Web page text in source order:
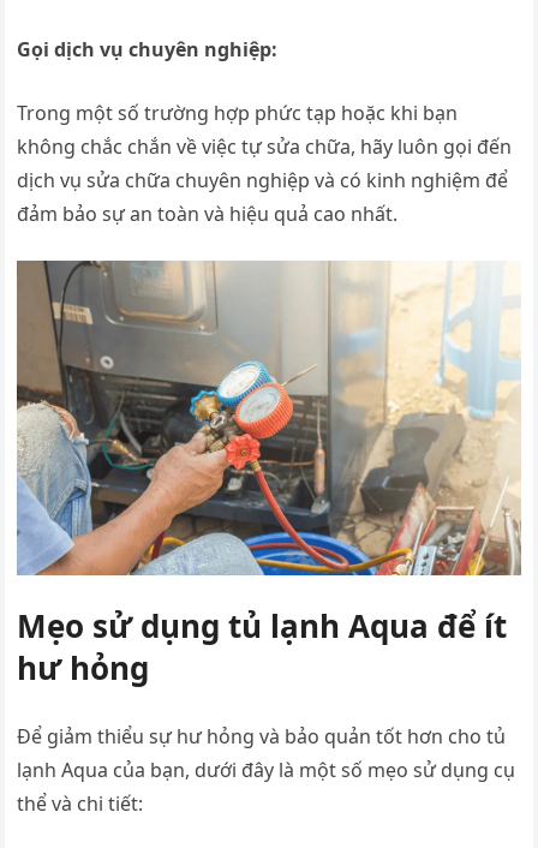
Gọi dịch vụ chuyên nghiệp:
Trong một số trường hợp phức tạp hoặc khi bạn
không chắc chắn về việc tự sửa chữa, hãy luôn gọi đến
dịch vụ sửa chữa chuyên nghiệp và có kinh nghiệm để
đảm bảo sự an toàn và hiệu quả cao nhất.
Mẹo sử dụng tủ lạnh Aqua để ít
hư hỏng
Để giảm thiểu sự hư hỏng và bảo quản tốt hơn cho tủ
lạnh Aqua của bạn, dưới đây là một số mẹo sử dụng cụ
thể và chi tiết: